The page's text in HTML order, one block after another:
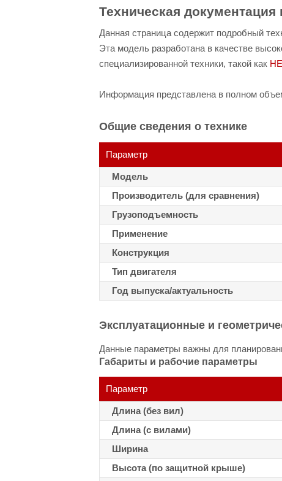
Техническая документация
Данная страница содержит подробный
Эта модель разработана в качестве
специализированной техники, такой как
Информация представлена в полном
Общие сведения о технике
Параметр
Модель
Производитель (для сравнения)
Грузоподъемность
Применение
Конструкция
Тип двигателя
Год выпуска/актуальность
Эксплуатационные и
Данные параметры важны для
Габариты и рабочие параметры
Параметр
Длина (без вил)
Длина (с вилами)
Ширина
Высота (по защитной крыше)